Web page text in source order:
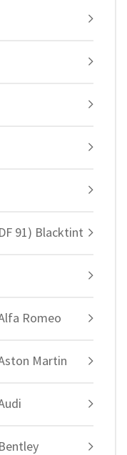
91) Blacktint
Romeo
Martin